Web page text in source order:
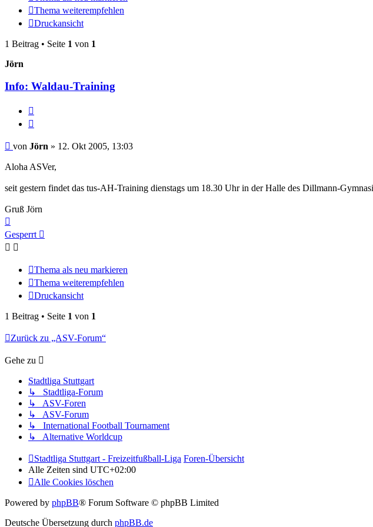
Thema weiterempfehlen
Druckansicht
1 Beitrag • Seite 1 von 1
Jörn
Info: Waldau-Training
Beitrag
von Jörn » 12. Okt 2005, 13:03
Aloha ASVer,
seit gestern findet das tus-AH-Training dienstags um 18.30 Uhr in der Halle des Dillmann-
Gruß Jörn
oben
Gesperrt
Thema als neu markieren
Thema weiterempfehlen
Druckansicht
1 Beitrag • Seite 1 von 1
Zurück zu „ASV-Forum“
Gehe zu
Stadtliga Stuttgart
↳ Stadtliga-Forum
↳ ASV-Foren
↳ ASV-Forum
↳ International Football Tournament
↳ Alternative Worldcup
Stadtliga Stuttgart - Freizeitfußball-Liga Foren-Übersicht
Alle Zeiten sind UTC+02:00
Alle Cookies löschen
Powered by phpBB® Forum Software © phpBB Limited
Deutsche Übersetzung durch phpBB.de